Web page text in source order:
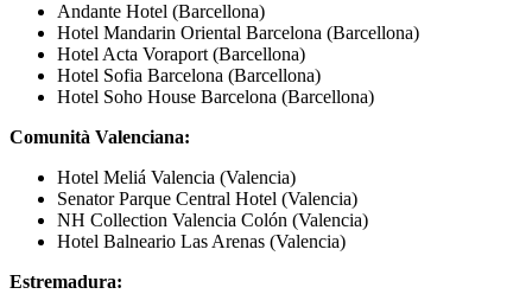
Andante Hotel (Barcellona)
Hotel Mandarin Oriental Barcelona (Barcellona)
Hotel Acta Voraport (Barcellona)
Hotel Sofia Barcelona (Barcellona)
Hotel Soho House Barcelona (Barcellona)
Comunità Valenciana:
Hotel Meliá Valencia (Valencia)
Senator Parque Central Hotel (Valencia)
NH Collection Valencia Colón (Valencia)
Hotel Balneario Las Arenas (Valencia)
Estremadura: